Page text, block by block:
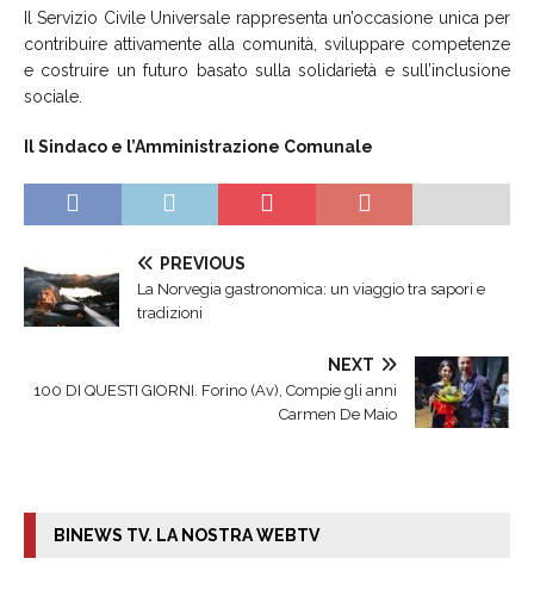
Il Servizio Civile Universale rappresenta un’occasione unica per
contribuire attivamente alla comunità, sviluppare competenze
e costruire un futuro basato sulla solidarietà e sull’inclusione
sociale.
Il Sindaco e l’Amministrazione Comunale
PREVIOUS
La Norvegia gastronomica: un viaggio tra sapori e
tradizioni
NEXT
100 DI QUESTI GIORNI. Forino (Av), Compie gli anni
Carmen De Maio
BINEWS TV. LA NOSTRA WEBTV